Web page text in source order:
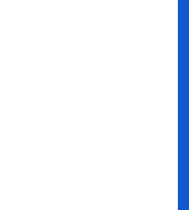
les jeudis à la paillotte :
Sortie nature : une soirée
Les Virtuoses de